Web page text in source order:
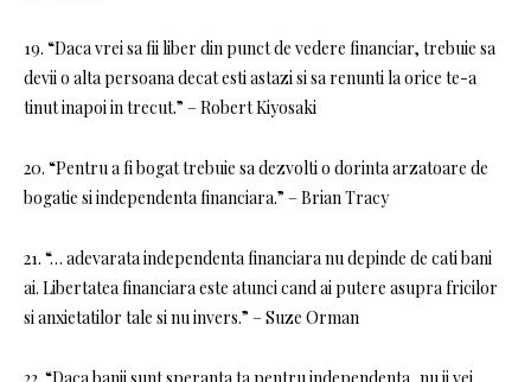
19. “Daca vrei sa fii liber din punct de vedere financiar, trebuie sa
devii o alta persoana decat esti astazi si sa renunti la orice te-a
tinut inapoi in trecut.” – Robert Kiyosaki
20. “Pentru a fi bogat trebuie sa dezvolti o dorinta arzatoare de
bogatie si independenta financiara.” – Brian Tracy
21. “… adevarata independenta financiara nu depinde de cati bani
ai. Libertatea financiara este atunci cand ai putere asupra fricilor
si anxietatilor tale si nu invers.” – Suze Orman